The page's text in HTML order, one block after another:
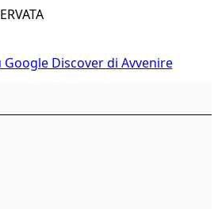
Google Discover di Avvenire